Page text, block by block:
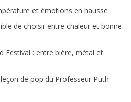
et émotions en hausse
de choisir entre chaleur et bonne
Festival : entre bière, métal et
de pop du Professeur Puth